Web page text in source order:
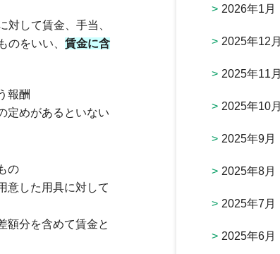
して賃金、手当、
のをいい、 賃金に含
報酬
定めがあるといない
の
意した用具に対して
額分を含めて賃金と
2026年1月
2025年12月
2025年11月
2025年10月
2025年9月
2025年8月
2025年7月
2025年6月